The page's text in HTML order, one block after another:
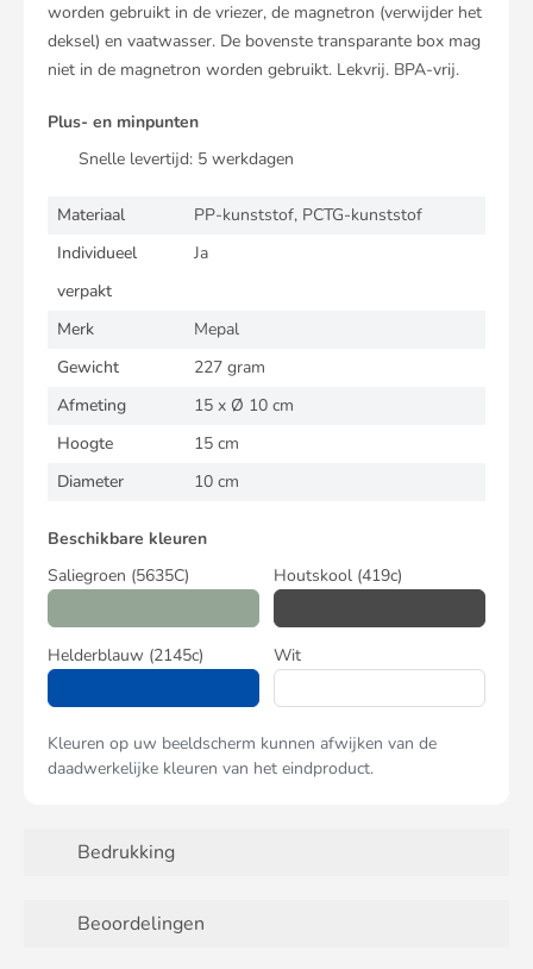
worden gebruikt in de vriezer, de magnetron (verwijder het
deksel) en vaatwasser. De bovenste transparante box mag
niet in de magnetron worden gebruikt. Lekvrij. BPA-vrij.
Plus- en minpunten
Snelle levertijd: 5werkdagen
Materiaal
PP-kunststof, PCTG-kunststof
Individueel
verpakt
Ja
Merk
Mepal
Gewicht
227 gram
Afmeting
15 x Ø 10 cm
Hoogte
15 cm
Diameter
10 cm
Beschikbare kleuren
Saliegroen (5635C) Houtskool (419c)
Helderblauw (2145c) Wit
Kleuren op uw beeldscherm kunnen afwijken van de
daadwerkelijke kleuren van het eindproduct.
Bedrukking
Beoordelingen